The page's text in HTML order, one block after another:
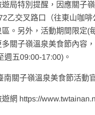
遊局特別提醒，因應關子
乙交叉路口（往東山咖
區。另外，活動期間限定(
多關子嶺溫泉美食節內容
週五09:00-17:00)。
南關子嶺溫泉美食節活動
遊網 https://